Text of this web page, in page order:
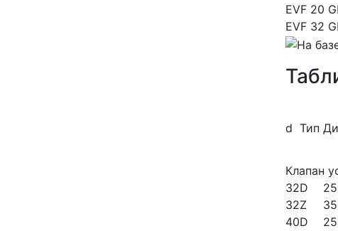
EVF 20
EVF 32
d Тип
Клапан
32
32
40
D
Z
D